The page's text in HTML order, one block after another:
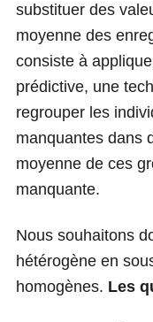
substituer des
moyenne des
consiste à
prédictive, une
regrouper les
manquantes dans
moyenne de ces
manquante.
Nous souhaitons
hétérogène en
homogènes. Les